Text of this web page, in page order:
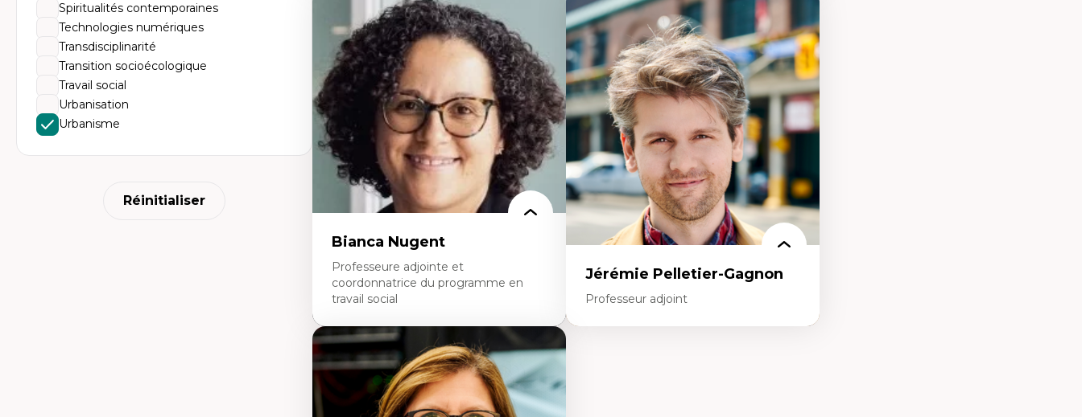
Spiritualités contemporaines
Technologies numériques
Transdisciplinarité
Transition socioécologique
Travail social
Urbanisation
Urbanisme
Réinitialiser
Expertises
Fragmentation des auditoires médiatiques
Analyse multi-plateforme des auditoires
médiatiques
Analyse des comportements numériques à
travers les données massives et l’IA
Recherche quantitative et qualitative sur
les auditoires médiatiques
Épistémologie des techniques de recherche
numérique et l’IA
Théorie des droits de la personne
La pensée politique d’Hannah Arendt
La pensée politique à l’ère numérique
Justice internationale et normes
internationales
Expertises
Les apports pédagogiques des théories de
l'affect, du posthumanisme, du féminisme
dans l'éducation aux sciences
L'apprentissage des sciences/STIM dans une
perspective socioécologique de care
L’insertion professionnelle des
enseignant.e.s
Bianca Nugent
Professeure adjointe et
coordonnatrice du programme en
travail social
Expertises
Travail social, action et justice sociale
Fondements de l’intervention et des
nouvelles pratiques en travail social et en
éducation inclusive
Jérémie Pelletier-Gagnon
Professeur adjoint